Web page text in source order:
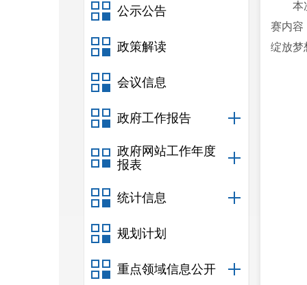
公示公告
政策解读
会议信息
政府工作报告
政府网站工作年度
报表
统计信息
规划计划
重点领域信息公开
本
赛内容
绽放梦